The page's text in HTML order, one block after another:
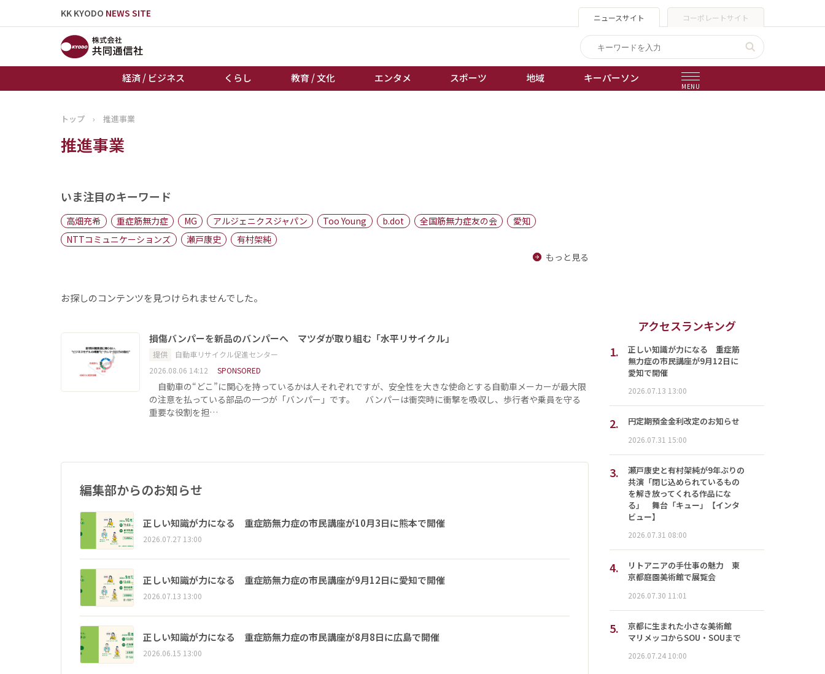
KK KYODO NEWS SITE ニュースサイト コーポレートサイト
経済 / ビジネス くらし 教育 / 文化 エンタメ スポーツ 地域 キーパーソン
MENU
トップページ
お知らせ
地域
棋王戦
トップ › 推進事業
推進事業
いま注目のキーワード
高畑充希 重症筋無力症 MG アルジェニクスジャパン Too Young b.dot 全国筋無力症友の会
愛知
NTTコミュニケーションズ
瀬戸康史
有村架純
もっと見る
お探しのコンテンツを見つけられませんでした。
損傷バンパーを新品のバンパーへ マツダが取り組む「水平リサイクル」
提供
自動車リサイクル促進センター
2026.08.06 14:12
SPONSORED
自動車の“どこ”に関心を持っているかは人それぞれですが、安全性を大きな使命とする自動車メーカーが最大限
の注意を払っている部品の一つが「バンパー」です。 バンパーは衝突時に衝撃を吸収し、歩行者や乗員を守る
重要な役割を担…
編集部からのお知らせ
正しい知識が力になる 重症筋無力症の市民講座が10月3日に熊本で開催
2026.07.27 13:00
正しい知識が力になる 重症筋無力症の市民講座が9月12日に愛知で開催
2026.07.13 13:00
正しい知識が力になる 重症筋無力症の市民講座が8月8日に広島で開催
2026.06.15 13:00
アクセスランキング
1.
正しい知識が力になる 重症筋
無力症の市民講座が9月12日に
愛知で開催
2026.07.13 13:00
2. 円定期預金金利改定のお知らせ
2026.07.31 15:00
3.
瀬戸康史と有村架純が9年ぶりの
共演「閉じ込められているもの
を解き放ってくれる作品にな
る」 舞台「キュー」【インタ
ビュー】
2026.07.31 08:00
4.
リトアニアの手仕事の魅力 東
京都庭園美術館で展覧会
2026.07.30 11:01
5.
京都に生まれた小さな美術館
マリメッコからSOU・SOUまで
2026.07.24 10:00